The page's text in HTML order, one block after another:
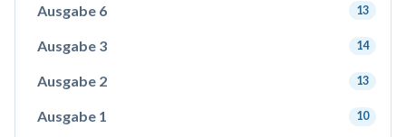
Ausgabe 6 13
Ausgabe 3 14
Ausgabe 2 13
Ausgabe 1 10